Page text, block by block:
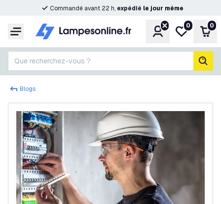
Commandé avant 22 h, expédié le jour même
Menu CompteMa liste de
0 0
Que recherchez-vous ?
Blogs